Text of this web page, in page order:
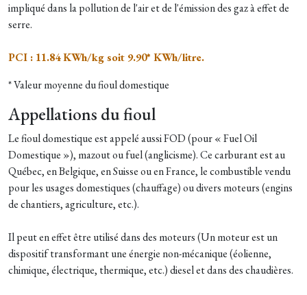
impliqué dans la pollution de l'air et de l'émission des gaz à effet de
serre.
PCI : 11.84 KWh/kg soit 9.90* KWh/litre.
* Valeur moyenne du fioul domestique
Appellations du fioul
Le fioul domestique est appelé aussi FOD (pour « Fuel Oil
Domestique »), mazout ou fuel (anglicisme). Ce carburant est au
Québec, en Belgique, en Suisse ou en France, le combustible vendu
pour les usages domestiques (chauffage) ou divers moteurs (engins
de chantiers, agriculture, etc.).
Il peut en effet être utilisé dans des moteurs (Un moteur est un
dispositif transformant une énergie non-mécanique (éolienne,
chimique, électrique, thermique, etc.) diesel et dans des chaudières.